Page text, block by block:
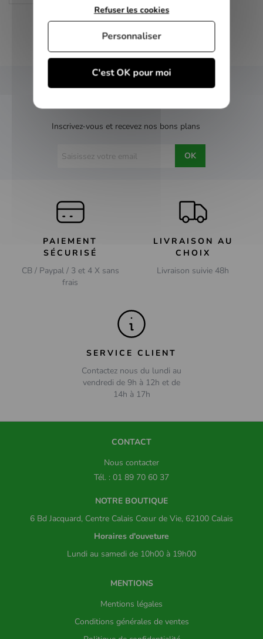
Inscrivez-vous et recevez nos bons plans
OK
PAIEMENT
SÉCURISÉ
CB / Paypal / 3 et 4 X sans
frais
LIVRAISON AU
CHOIX
Livraison suivie 48h
SERVICE CLIENT
Contactez nous du lundi au
vendredi de 9h à 12h et de
14h à 17h
CONTACT
Nous contacter
Tél. : 01 89 70 60 37
NOTRE BOUTIQUE
6 Bd Jacquard, Centre Calais Cœur de Vie, 62100 Calais
Horaires d'ouveture
Lundi au samedi de 10h00 à 19h00
MENTIONS
Mentions légales
Conditions générales de ventes
C'est OK pour moi
Refuser les cookies
Personnaliser